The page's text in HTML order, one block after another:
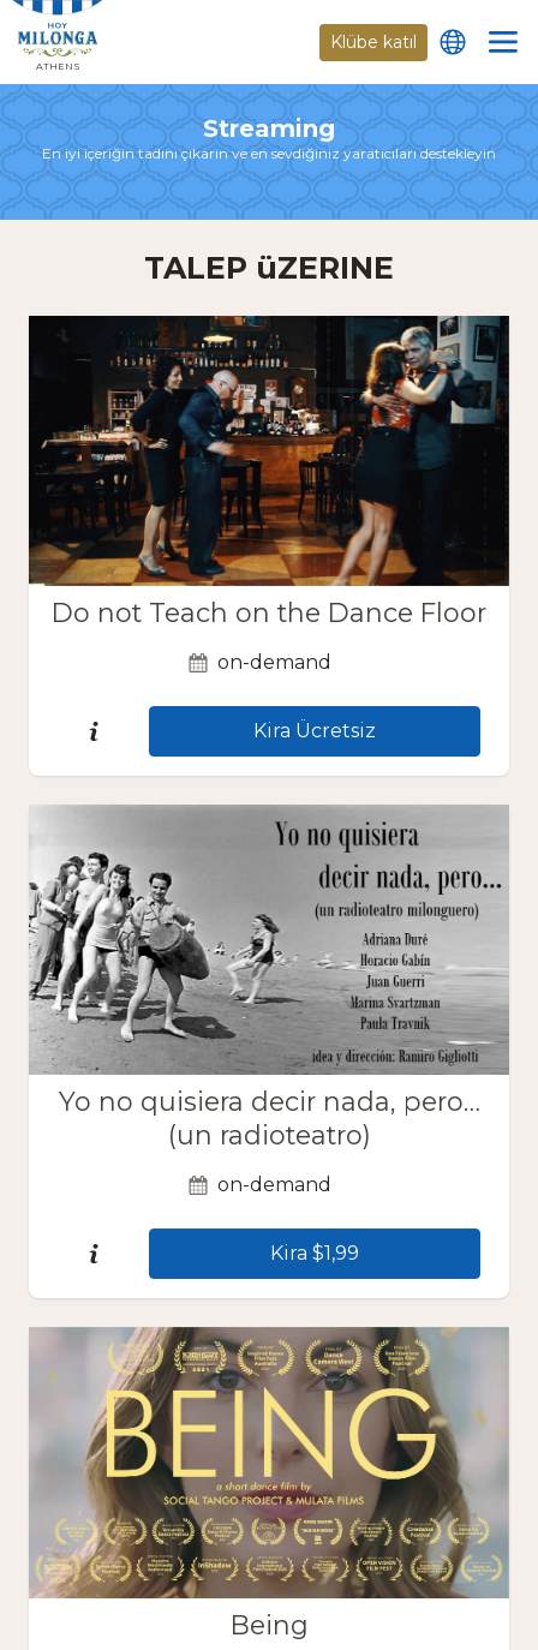
ATHENS
Klübe katıl
Streaming
En iyi içeriğin tadını çıkarın ve en sevdiğiniz yaratıcıları destekleyin
TALEP üZERINE
Do not Teach on the Dance Floor
on-demand
Kira Ücretsiz
Yo no quisiera decir nada, pero…
(un radioteatro)
on-demand
Kira $1,99
Being